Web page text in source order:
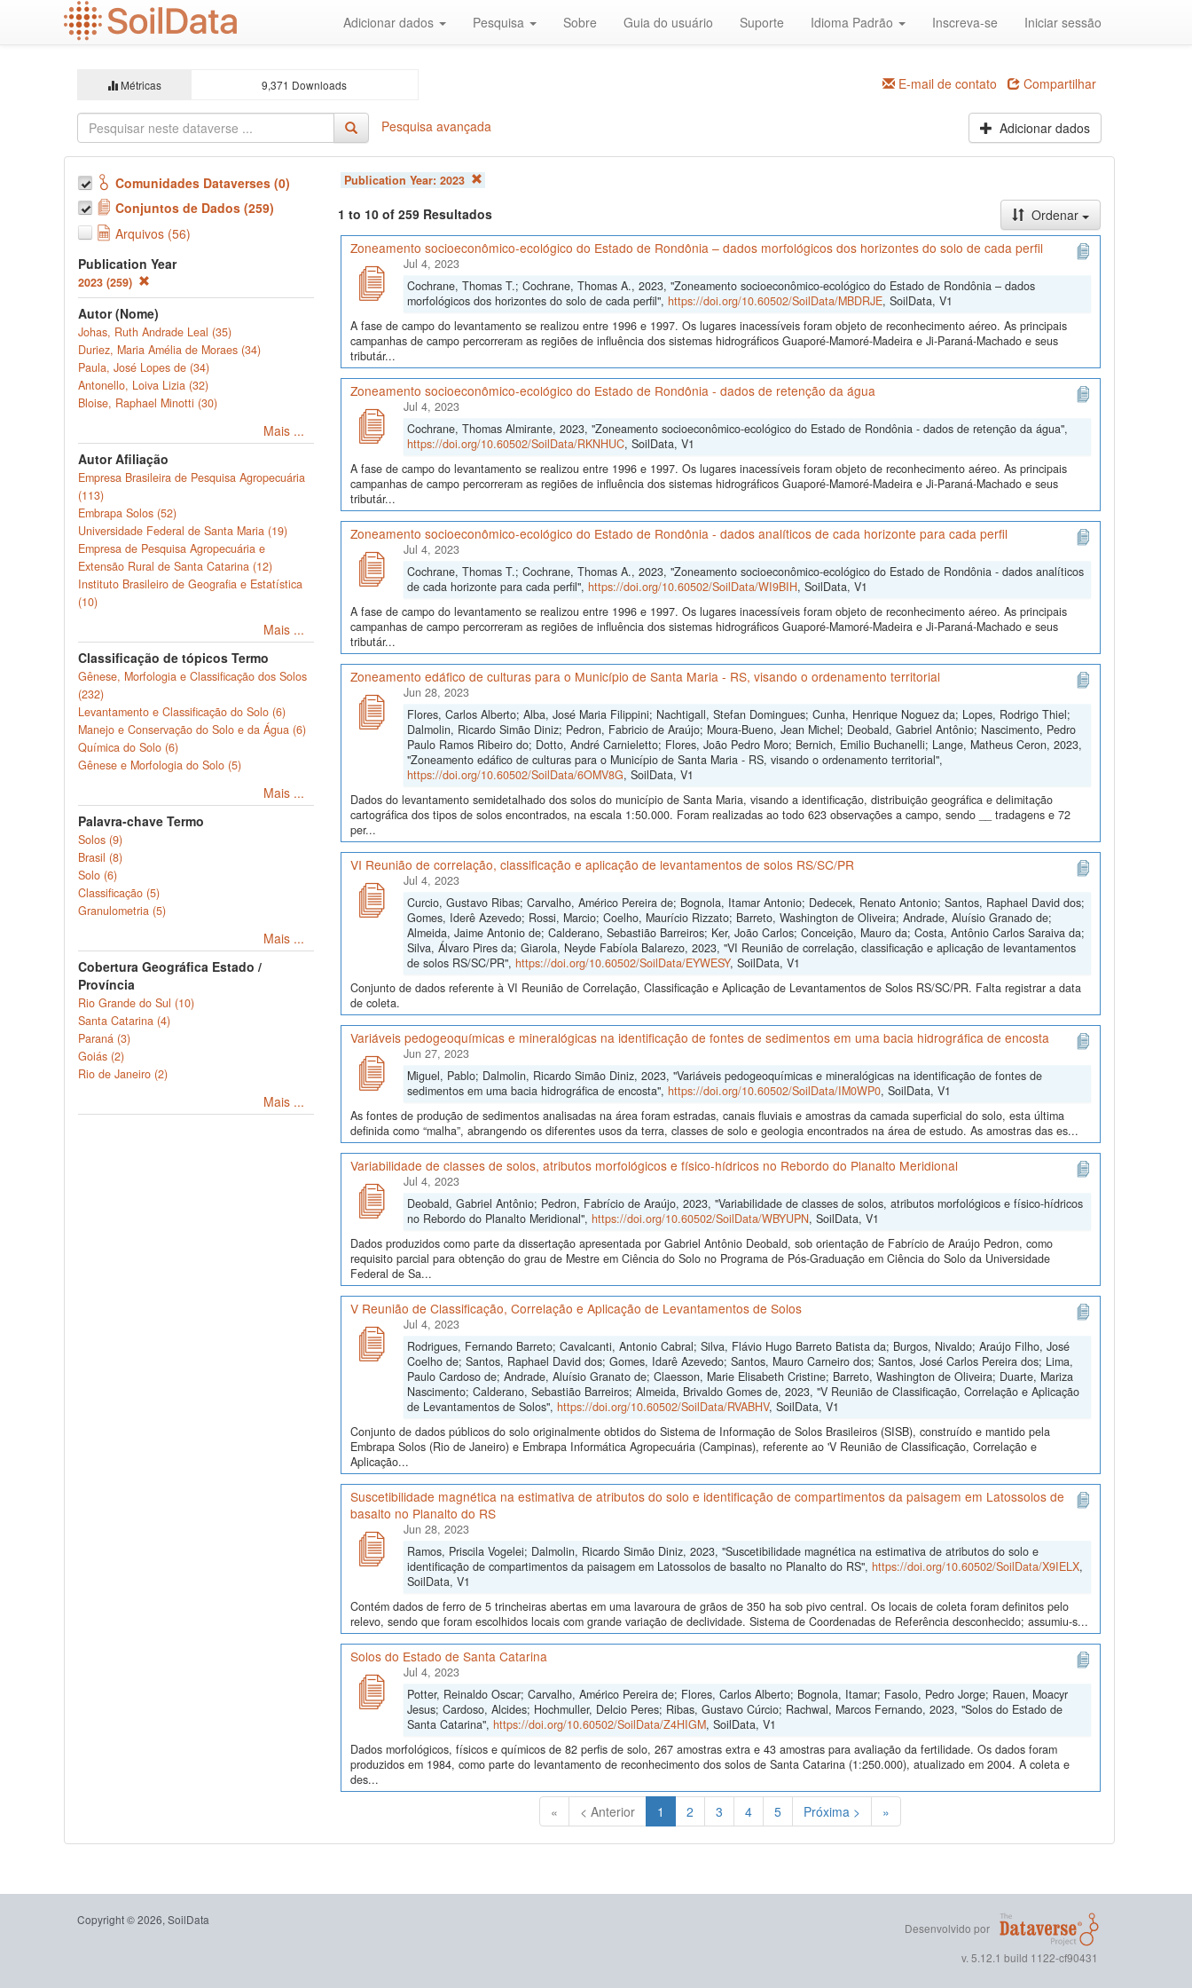
Adicionar dados Pesquisa Sobre Guia do usuário Suporte Idioma Padrão Inscreva-se Iniciar sessão
Métricas 9,371 Downloads E-mail de contato Compartilhar
Pesquisa avançada Adicionar dados
Comunidades Dataverses (0)
Conjuntos de Dados (259)
Arquivos (56)
Publication Year
2023 (259)
Autor (Nome)
Johas, Ruth Andrade Leal (35)
Duriez, Maria Amélia de Moraes (34)
Paula, José Lopes de (34)
Antonello, Loiva Lizia (32)
Bloise, Raphael Minotti (30)
Mais ...
Autor Afiliação
Empresa Brasileira de Pesquisa Agropecuária
(113)
Embrapa Solos (52)
Universidade Federal de Santa Maria (19)
Empresa de Pesquisa Agropecuária e
Extensão Rural de Santa Catarina (12)
Instituto Brasileiro de Geografia e Estatística
(10)
Mais ...
Classificação de tópicos Termo
Gênese, Morfologia e Classificação dos Solos
(232)
Levantamento e Classificação do Solo (6)
Manejo e Conservação do Solo e da Água (6)
Química do Solo (6)
Gênese e Morfologia do Solo (5)
Mais ...
Palavra-chave Termo
Solos (9)
Brasil (8)
Solo (6)
Classificação (5)
Granulometria (5)
Mais ...
Cobertura Geográfica Estado /
Província
Rio Grande do Sul (10)
Santa Catarina (4)
Paraná (3)
Goiás (2)
Rio de Janeiro (2)
Mais ...
Publication Year: 2023
1 to 10 of 259 Resultados
Ordenar
Zoneamento socioeconômico-ecológico do Estado de Rondônia – dados morfológicos dos horizontes do solo de cada perfil
Jul 4, 2023
Cochrane, Thomas T.; Cochrane, Thomas A., 2023, "Zoneamento socioeconômico-ecológico do Estado de Rondônia – dados
morfológicos dos horizontes do solo de cada perfil", https://doi.org/10.60502/SoilData/MBDRJE, SoilData, V1
A fase de campo do levantamento se realizou entre 1996 e 1997. Os lugares inacessíveis foram objeto de reconhecimento aéreo. As principais
campanhas de campo percorreram as regiões de influência dos sistemas hidrográficos Guaporé-Mamoré-Madeira e Ji-Paraná-Machado e seus
tributár...
Zoneamento socioeconômico-ecológico do Estado de Rondônia - dados de retenção da água
Jul 4, 2023
Cochrane, Thomas Almirante, 2023, "Zoneamento socioeconômico-ecológico do Estado de Rondônia - dados de retenção da água",
https://doi.org/10.60502/SoilData/RKNHUC, SoilData, V1
A fase de campo do levantamento se realizou entre 1996 e 1997. Os lugares inacessíveis foram objeto de reconhecimento aéreo. As principais
campanhas de campo percorreram as regiões de influência dos sistemas hidrográficos Guaporé-Mamoré-Madeira e Ji-Paraná-Machado e seus
tributár...
Zoneamento socioeconômico-ecológico do Estado de Rondônia - dados analíticos de cada horizonte para cada perfil
Jul 4, 2023
Cochrane, Thomas T.; Cochrane, Thomas A., 2023, "Zoneamento socioeconômico-ecológico do Estado de Rondônia - dados analíticos
de cada horizonte para cada perfil", https://doi.org/10.60502/SoilData/WI9BIH, SoilData, V1
A fase de campo do levantamento se realizou entre 1996 e 1997. Os lugares inacessíveis foram objeto de reconhecimento aéreo. As principais
campanhas de campo percorreram as regiões de influência dos sistemas hidrográficos Guaporé-Mamoré-Madeira e Ji-Paraná-Machado e seus
tributár...
Zoneamento edáfico de culturas para o Município de Santa Maria - RS, visando o ordenamento territorial
Jun 28, 2023
Flores, Carlos Alberto; Alba, José Maria Filippini; Nachtigall, Stefan Domingues; Cunha, Henrique Noguez da; Lopes, Rodrigo Thiel;
Dalmolin, Ricardo Simão Diniz; Pedron, Fabricio de Araújo; Moura-Bueno, Jean Michel; Deobald, Gabriel Antônio; Nascimento, Pedro
Paulo Ramos Ribeiro do; Dotto, André Carnieletto; Flores, João Pedro Moro; Bernich, Emilio Buchanelli; Lange, Matheus Ceron, 2023,
"Zoneamento edáfico de culturas para o Município de Santa Maria - RS, visando o ordenamento territorial",
https://doi.org/10.60502/SoilData/6OMV8G, SoilData, V1
Dados do levantamento semidetalhado dos solos do município de Santa Maria, visando a identificação, distribuição geográfica e delimitação
cartográfica dos tipos de solos encontrados, na escala 1:50.000. Foram realizadas ao todo 623 observações a campo, sendo __ tradagens e 72
per...
VI Reunião de correlação, classificação e aplicação de levantamentos de solos RS/SC/PR
Jul 4, 2023
Curcio, Gustavo Ribas; Carvalho, Américo Pereira de; Bognola, Itamar Antonio; Dedecek, Renato Antonio; Santos, Raphael David dos;
Gomes, Iderê Azevedo; Rossi, Marcio; Coelho, Maurício Rizzato; Barreto, Washington de Oliveira; Andrade, Aluísio Granado de;
Almeida, Jaime Antonio de; Calderano, Sebastião Barreiros; Ker, João Carlos; Conceição, Mauro da; Costa, Antônio Carlos Saraiva da;
Silva, Álvaro Pires da; Giarola, Neyde Fabíola Balarezo, 2023, "VI Reunião de correlação, classificação e aplicação de levantamentos
de solos RS/SC/PR", https://doi.org/10.60502/SoilData/EYWESY, SoilData, V1
Conjunto de dados referente à VI Reunião de Correlação, Classificação e Aplicação de Levantamentos de Solos RS/SC/PR. Falta registrar a data
de coleta.
Variáveis pedogeoquímicas e mineralógicas na identificação de fontes de sedimentos em uma bacia hidrográfica de encosta
Jun 27, 2023
Miguel, Pablo; Dalmolin, Ricardo Simão Diniz, 2023, "Variáveis pedogeoquímicas e mineralógicas na identificação de fontes de
sedimentos em uma bacia hidrográfica de encosta", https://doi.org/10.60502/SoilData/IM0WP0, SoilData, V1
As fontes de produção de sedimentos analisadas na área foram estradas, canais fluviais e amostras da camada superficial do solo, esta última
definida como “malha”, abrangendo os diferentes usos da terra, classes de solo e geologia encontrados na área de estudo. As amostras das es...
Variabilidade de classes de solos, atributos morfológicos e físico-hídricos no Rebordo do Planalto Meridional
Jul 4, 2023
Deobald, Gabriel Antônio; Pedron, Fabrício de Araújo, 2023, "Variabilidade de classes de solos, atributos morfológicos e físico-hídricos
no Rebordo do Planalto Meridional", https://doi.org/10.60502/SoilData/WBYUPN, SoilData, V1
Dados produzidos como parte da dissertação apresentada por Gabriel Antônio Deobald, sob orientação de Fabrício de Araújo Pedron, como
requisito parcial para obtenção do grau de Mestre em Ciência do Solo no Programa de Pós-Graduação em Ciência do Solo da Universidade
Federal de Sa...
V Reunião de Classificação, Correlação e Aplicação de Levantamentos de Solos
Jul 4, 2023
Rodrigues, Fernando Barreto; Cavalcanti, Antonio Cabral; Silva, Flávio Hugo Barreto Batista da; Burgos, Nivaldo; Araújo Filho, José
Coelho de; Santos, Raphael David dos; Gomes, Idarê Azevedo; Santos, Mauro Carneiro dos; Santos, José Carlos Pereira dos; Lima,
Paulo Cardoso de; Andrade, Aluísio Granato de; Claesson, Marie Elisabeth Cristine; Barreto, Washington de Oliveira; Duarte, Mariza
Nascimento; Calderano, Sebastião Barreiros; Almeida, Brivaldo Gomes de, 2023, "V Reunião de Classificação, Correlação e Aplicação
de Levantamentos de Solos", https://doi.org/10.60502/SoilData/RVABHV, SoilData, V1
Conjunto de dados públicos do solo originalmente obtidos do Sistema de Informação de Solos Brasileiros (SISB), construído e mantido pela
Embrapa Solos (Rio de Janeiro) e Embrapa Informática Agropecuária (Campinas), referente ao 'V Reunião de Classificação, Correlação e
Aplicação...
Suscetibilidade magnética na estimativa de atributos do solo e identificação de compartimentos da paisagem em Latossolos de
basalto no Planalto do RS
Jun 28, 2023
Ramos, Priscila Vogelei; Dalmolin, Ricardo Simão Diniz, 2023, "Suscetibilidade magnética na estimativa de atributos do solo e
identificação de compartimentos da paisagem em Latossolos de basalto no Planalto do RS", https://doi.org/10.60502/SoilData/X9IELX,
SoilData, V1
Contém dados de ferro de 5 trincheiras abertas em uma lavaroura de grãos de 350 ha sob pivo central. Os locais de coleta foram definitos pelo
relevo, sendo que foram escolhidos locais com grande variação de declividade. Sistema de Coordenadas de Referência desconhecido; assumiu-s...
Solos do Estado de Santa Catarina
Jul 4, 2023
Potter, Reinaldo Oscar; Carvalho, Américo Pereira de; Flores, Carlos Alberto; Bognola, Itamar; Fasolo, Pedro Jorge; Rauen, Moacyr
Jesus; Cardoso, Alcides; Hochmuller, Delcio Peres; Ribas, Gustavo Cúrcio; Rachwal, Marcos Fernando, 2023, "Solos do Estado de
Santa Catarina", https://doi.org/10.60502/SoilData/Z4HIGM, SoilData, V1
Dados morfológicos, físicos e químicos de 82 perfis de solo, 267 amostras extra e 43 amostras para avaliação da fertilidade. Os dados foram
produzidos em 1984, como parte do levantamento de reconhecimento dos solos de Santa Catarina (1:250.000), atualizado em 2004. A coleta e
des...
« < Anterior 1 (Atual)
2 3 4 5 Próxima > »
Copyright © 2026, SoilData
Desenvolvido por
v. 5.12.1 build 1122-cf90431